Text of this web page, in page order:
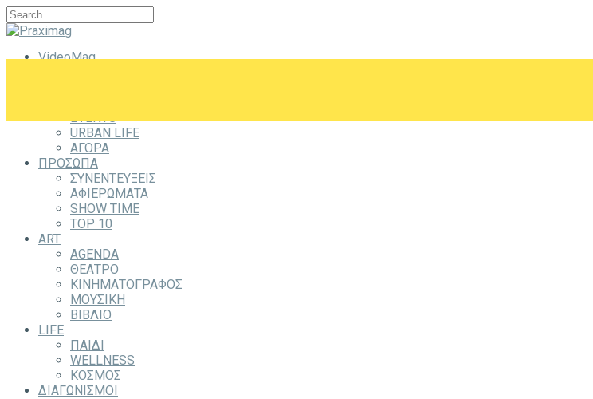
VideoMag
EVENTS
URBAN LIFE
ΑΓΟΡΑ
ΠΡΟΣΩΠΑ
ΣΥΝΕΝΤΕΥΞΕΙΣ
ΑΦΙΕΡΩΜΑΤΑ
SHOW TIME
TOP 10
ART
AGENDA
ΘΕΑΤΡΟ
ΚΙΝΗΜΑΤΟΓΡΑΦΟΣ
ΜΟΥΣΙΚΗ
ΒΙΒΛΙΟ
LIFE
ΠΑΙΔΙ
WELLNESS
ΚΟΣΜΟΣ
ΔΙΑΓΩΝΙΣΜΟΙ